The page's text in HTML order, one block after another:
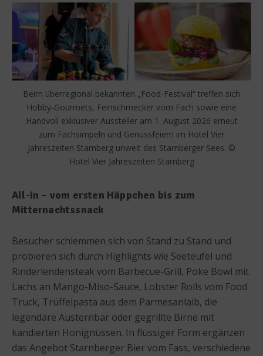
Beim überregional bekannten „Food-Festival“ treffen sich
Hobby-Gourmets, Feinschmecker vom Fach sowie eine
Handvoll exklusiver Aussteller am 1. August 2026 erneut
zum Fachsimpeln und Genussfeiern im Hotel Vier
Jahreszeiten Starnberg unweit des Starnberger Sees. ©
Hotel Vier Jahreszeiten Starnberg
All-in – vom ersten Häppchen bis zum
Mitternachtssnack
Besucher schlemmen sich von Stand zu Stand und
probieren sich durch Highlights wie Seeteufel und
Rinderlendensteak vom Barbecue-Grill, Poke Bowl mit
Lachs an Mango-Miso-Sauce, Lobster Rolls vom Food
Truck, Trüffelpasta aus dem Parmesanlaib, die
legendäre Austernbar oder gegrillte Birne mit
kandierten Honignüssen. In flüssiger Form ergänzen
das Angebot Starnberger Bier vom Fass, verschiedene